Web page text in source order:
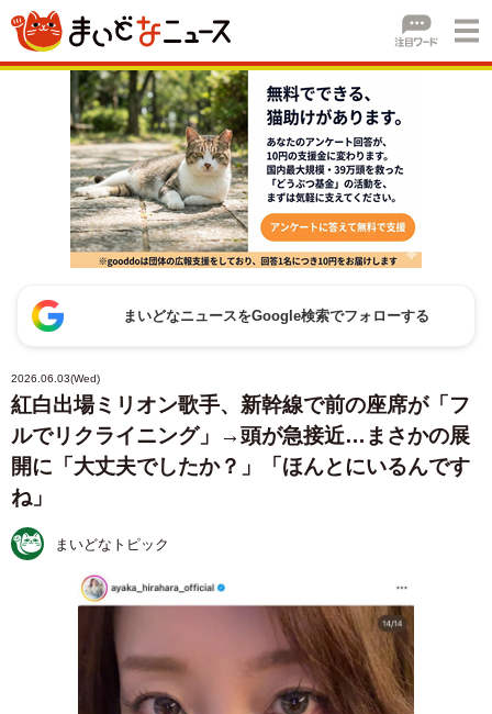
まいどなニュースをGoogle検索でフォローする
2026.06.03(Wed)
紅白出場ミリオン歌手、新幹線で前の座席が「フ
ルでリクライニング」→頭が急接近…まさかの展
開に「大丈夫でしたか？」「ほんとにいるんです
ね」
まいどなトピック